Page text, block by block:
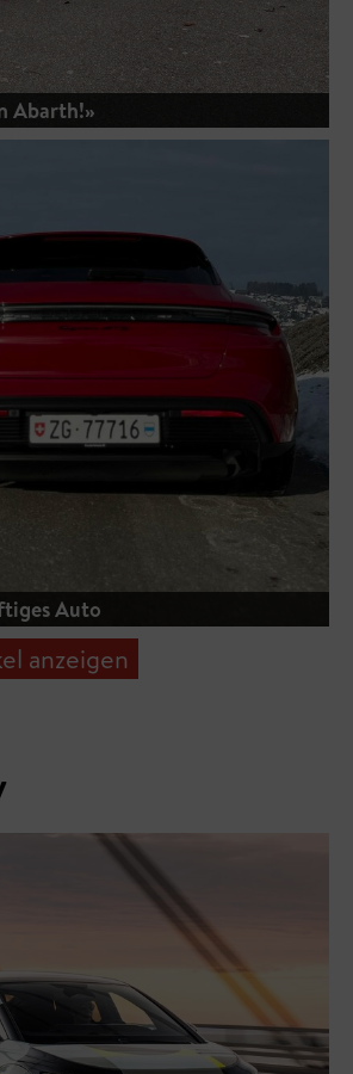
Abarth!»
Auto
anzeigen